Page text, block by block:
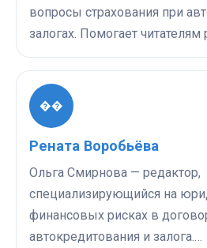
вопросы страхования при
залогах. Помогает читателям
��
Рената Воробьёва
Ольга Смирнова — редактор,
специализирующийся на
финансовых рисках в
автокредитования и залога.…